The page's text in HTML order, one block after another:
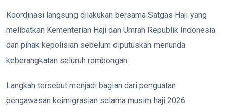
Koordinasi langsung dilakukan bersama Satgas Haji yang
melibatkan Kementerian Haji dan Umrah Republik Indonesia
dan pihak kepolisian sebelum diputuskan menunda
keberangkatan seluruh rombongan.
Langkah tersebut menjadi bagian dari penguatan
pengawasan keimigrasian selama musim haji 2026.